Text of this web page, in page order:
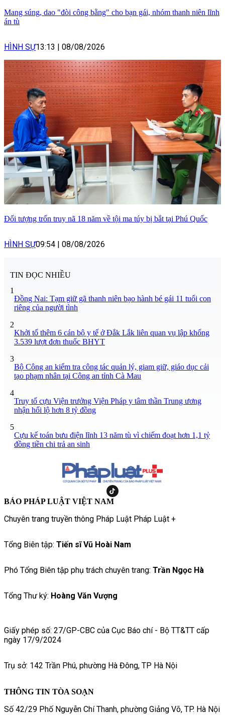
Mang súng, dao "đòi công bằng" cho bạn gái, nhóm thanh niên lĩnh
án tù
HÌNH SỰ13:13 08/08/2026
Đối tượng trốn truy nã 18 năm về tội ma túy bị bắt tại Phú Quốc
HÌNH SỰ09:54 08/08/2026
TIN ĐỌC NHIỀU
1
Đồng Nai: Tạm giữ gã thanh niên bạo hành bé gái 11 tuổi con
riêng của người tình
2
Khởi tố thêm 6 cán bộ y tế ở Đắk Lắk liên quan vụ lập khống
3.539 lượt đơn thuốc BHYT
3
Bộ Công an kiểm tra công tác quản lý, giam giữ, giáo dục cải
tạo phạm nhân tại Công an tỉnh Cà Mau
4
Truy tố cựu Viện trưởng Viện Pháp y tâm thần Trung ương
nhận hối lộ hơn 8 tỷ đồng
5
Cựu kế toán bưu điện lĩnh 13 năm tù vì chiếm đoạt hơn 1,1 tỷ
đồng tiền chi trả an sinh
BÁO PHÁP LUẬT VIỆT NAM
Chuyên trang truyền thông Pháp Luật Pháp Luật +
Tổng Biên tập: Tiến sĩ Vũ Hoài Nam
Phó Tổng Biên tập phụ trách chuyên trang: Trần Ngọc Hà
Tổng Thư ký: Hoàng Văn Vượng
Giấy phép số: 27/GP-CBC của Cục Báo chí - Bộ TT&TT cấp
ngày 17/9/2024
Trụ sở: 142 Trần Phú, phường Hà Đông, TP Hà Nội
THÔNG TIN TÒA SOẠN
Số 42/29 Phố Nguyễn Chí Thanh, phường Giảng Võ, TP. Hà Nội